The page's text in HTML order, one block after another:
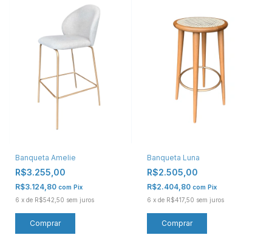
Banqueta Amelie
R$3.255,00
R$3.124,80 com Pix
6 x de R$542,50 sem juros
Comprar
Banqueta Luna
R$2.505,00
R$2.404,80 com Pix
6 x de R$417,50 sem juros
Comprar